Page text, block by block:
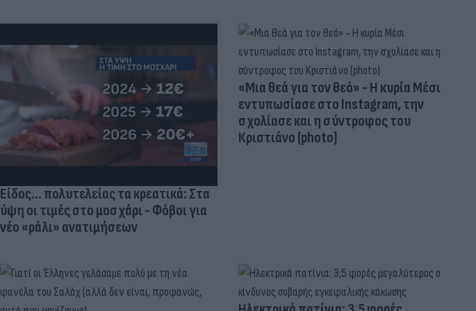
Είδος... πολυτελείας τα κρεατικά: Στα
ύψη οι τιμές στο μοσχάρι - Φόβοι για
νέο «ράλι» ανατιμήσεων
«Μια θεά για τον θεό» - Η κυρία Μέσι
εντυπωσίασε στο Instagram, την
σχολίασε και η σύντροφος του
Κριστιάνο (photo)